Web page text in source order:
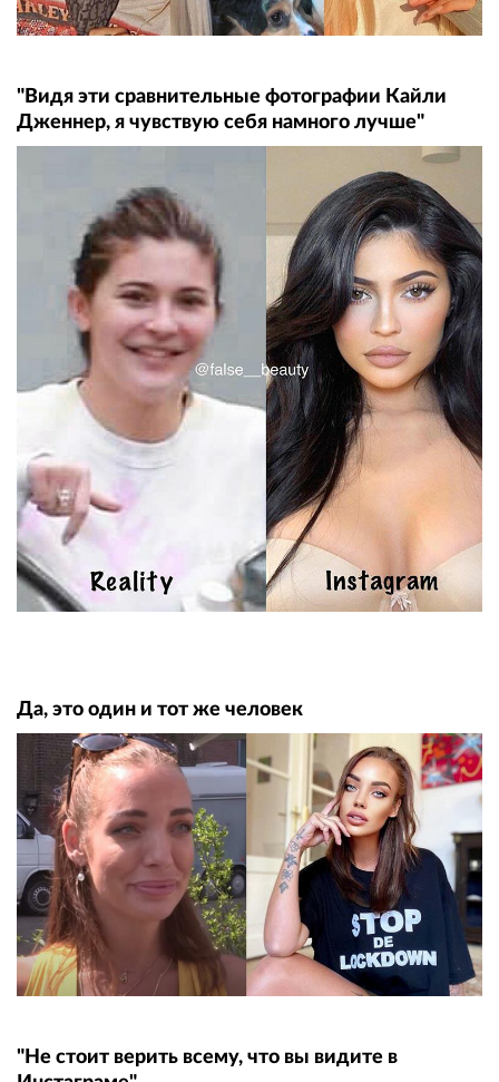
"Видя эти сравнительные фотографии Кайли
Дженнер, я чувствую себя намного лучше"
Да, это один и тот же человек
"Не стоит верить всему, что вы видите в